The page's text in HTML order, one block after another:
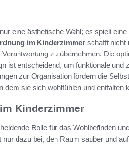
eine ästhetische Wahl; es spielt
im Kinderzimmer schafft nicht
zu übernehmen. Die
ist entscheidend, um funktionale und
zur Organisation fördern die
sie sich wohlfühlen und entfalten
Kinderzimmer
Rolle für das Wohlbefinden
nur dazu bei, den Raum sauber und